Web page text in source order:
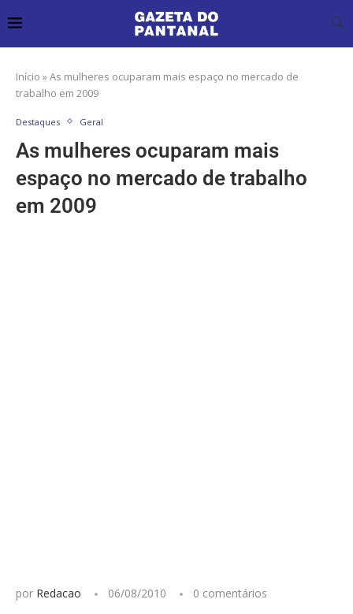
Início »As mulheres ocuparam mais espaço no mercado de
trabalho em 2009
Destaques Geral
As mulheres ocuparam mais
espaço no mercado de trabalho
em 2009
por Redacao 06/08/2010 0 comentários